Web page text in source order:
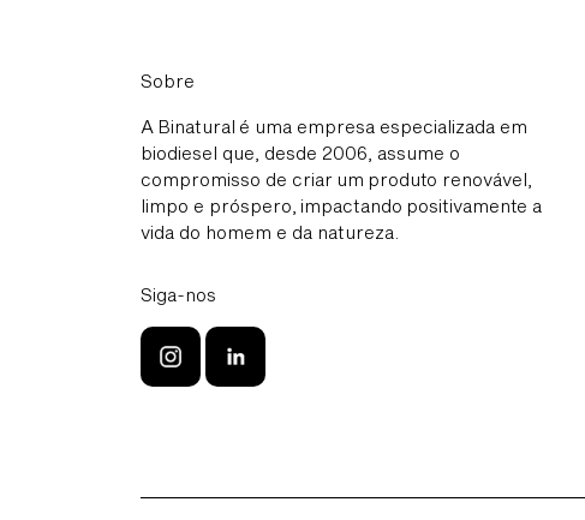
Sobre
A Binatural é uma empresa especializada em
biodiesel que, desde 2006, assume o
compromisso de criar um produto renovável,
limpo e próspero, impactando positivamente a
vida do homem e da natureza.
Siga-nos